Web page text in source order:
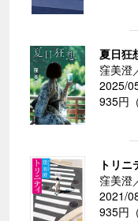
夏日狂
窪美澄
2025/
935円
トリニ
窪美澄
2021/
935円